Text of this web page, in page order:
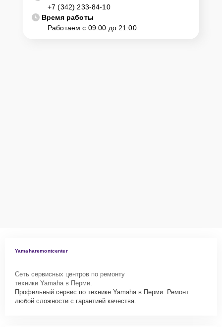
диагностику и ремонт. Для этого нужно позвонить по телефону
горячей линии или оставить заявку, согласовать удобное время и
подъехать по адресу: г. Пермь, ул. Комсомольский просп., 13.
+7 (342) 233-84-10
Время работы
Работаем с 09:00 до 21:00
Yamaharemontcenter
Сеть сервисных центров по ремонту
техники Yamaha в Перми.
Профильный сервис по технике Yamaha в Перми. Ремонт
любой сложности с гарантией качества.